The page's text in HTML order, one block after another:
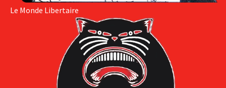
Le Monde Libertaire